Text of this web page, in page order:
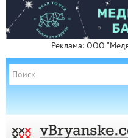
Реклама: ООО